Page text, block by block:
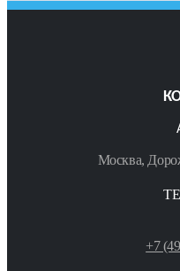
Москва,
+7